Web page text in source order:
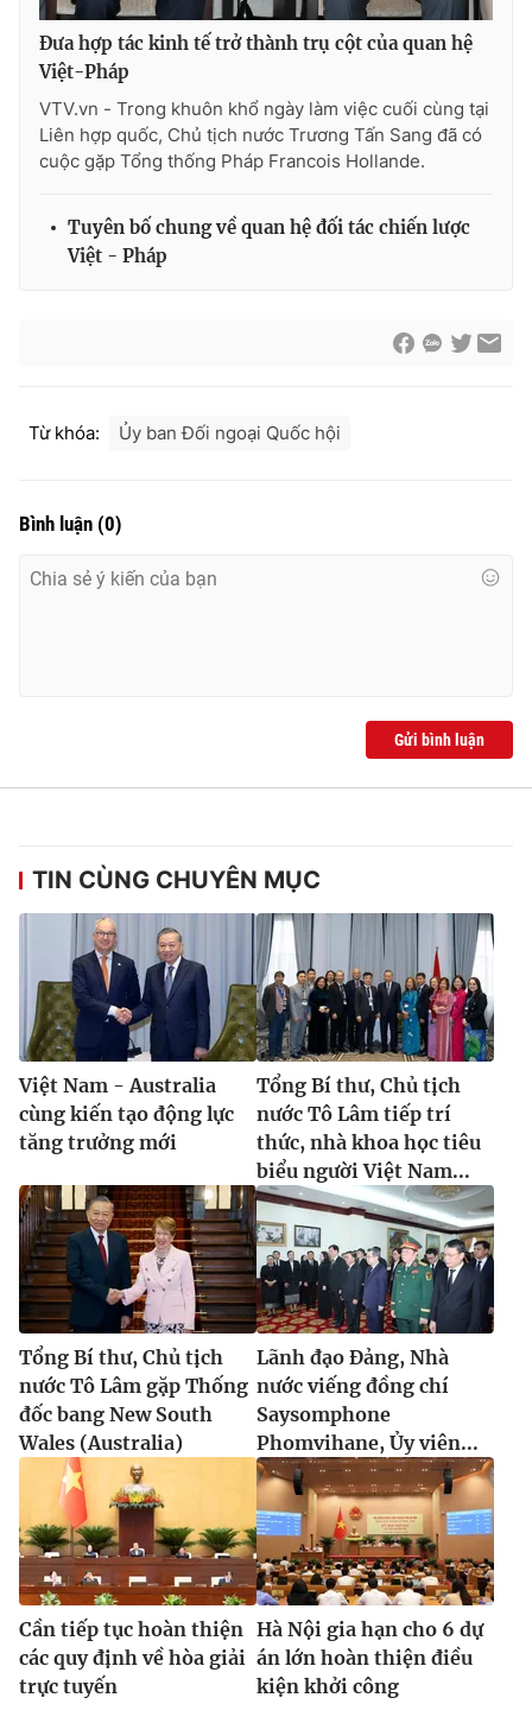
VTV4 Vươn mình bằng AI
VTV9 VTV8
Liên hệ tòa soạn English
Giấy phép hoạt động báo in và báo điện tử số 483/GP-BTTTT
cấp ngày 29/12/2023
Liên hệ quảng cáo:024-7300.7108
® Cấm sao chép dưới mọi hình thức nếu không có sự chấp
thuận bằng văn bản. Ghi rõ nguồn VTV.vn khi phát hành lại
Đưa hợp tác kinh tế trở thành trụ cột của quan hệ
Việt-Pháp
VTV.vn - Trong khuôn khổ ngày làm việc cuối cùng tại
Liên hợp quốc, Chủ tịch nước Trương Tấn Sang đã có
cuộc gặp Tổng thống Pháp Francois Hollande.
Tuyên bố chung về quan hệ đối tác chiến lược
Việt - Pháp
Từ khóa: Ủy ban Đối ngoại Quốc hội
Bình luận (0)
Gửi bình luận
TIN CÙNG CHUYÊN MỤC
Việt Nam - Australia
cùng kiến tạo động lực
tăng trưởng mới
Tổng Bí thư, Chủ tịch
nước Tô Lâm tiếp trí
thức, nhà khoa học tiêu
biểu người Việt Nam...
Tổng Bí thư, Chủ tịch
nước Tô Lâm gặp Thống
đốc bang New South
Wales (Australia)
Lãnh đạo Đảng, Nhà
nước viếng đồng chí
Saysomphone
Phomvihane, Ủy viên...
Cần tiếp tục hoàn thiện
các quy định về hòa giải
trực tuyến
Hà Nội gia hạn cho 6 dự
án lớn hoàn thiện điều
kiện khởi công